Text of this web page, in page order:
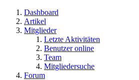
Dashboard
Artikel
Mitglieder
Letzte Aktivitäten
Benutzer online
Team
Mitgliedersuche
Forum